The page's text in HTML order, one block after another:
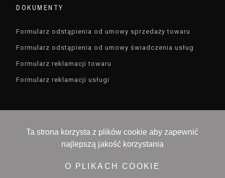
DOKUMENTY
Formularz odstąpienia od umowy sprzedaży towaru
Formularz odstąpienia od umowy świadczenia usług
Formularz reklamacji towaru
Formularz reklamacji usługi
Devisioner sp. z o.o. , ul. Czarodzieja 16 , 03-116
Ta strona korzysta z plików cookie aby zapewnić
najlepszą jakość korzystania
O PLIKACH COOKIE